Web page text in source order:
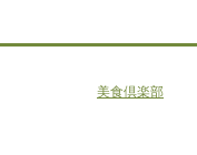
美食倶楽部